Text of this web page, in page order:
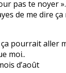
pas te noyer
de me dire
ça pourrait aller
moi..
d’août